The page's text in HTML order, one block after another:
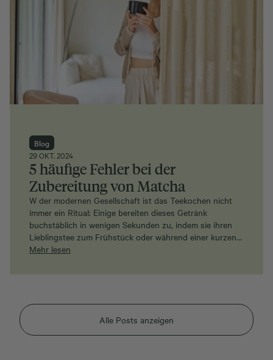
Alle Posts anzeigen
Blog
29 OKT. 2024
5 häufige Fehler bei der
Zubereitung von Matcha
W der modernen Gesellschaft ist das Teekochen nicht
immer ein Ritual: Einige bereiten dieses Getränk
buchstäblich in wenigen Sekunden zu, indem sie ihren
Lieblingstee zum Frühstück oder während einer kurzen…
Mehr lesen